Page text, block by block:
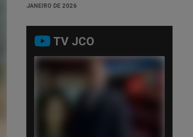
JANEIRO DE 2026
TV JCO